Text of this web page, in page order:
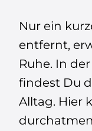
Nur ein
entfernt,
Ruhe. In
findest Du
Alltag. Hier